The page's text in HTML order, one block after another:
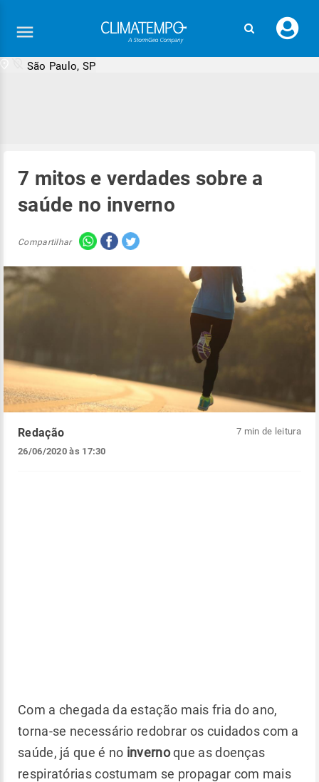
seu
São Paulo, SP
7 mitos e verdades sobre a
saúde no inverno
Compartilhar
Redação
26/06/2020 às 17:30
7 min de leitura
Com a chegada da estação mais fria do ano,
torna-se necessário redobrar os cuidados com a
saúde, já que é no invernoque as doenças
respiratórias costumam se propagar com mais